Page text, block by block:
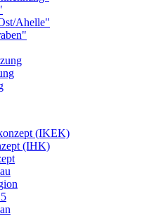
Ahelle"
(IKEK)
(IHK)